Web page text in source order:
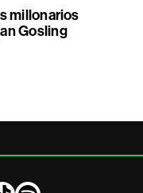
millonarios
Gosling